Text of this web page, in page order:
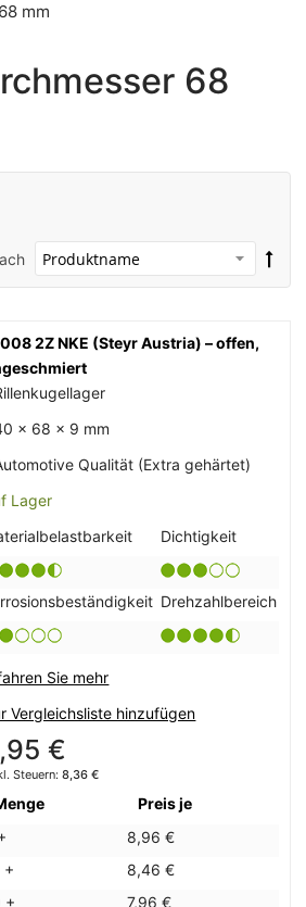
mm
68
2Z NKE (Steyr Austria) – offen,
x 68 x 9 mm
Qualität (Extra gehärtet)
Lager
Dichtigkeit
Drehzahlbereich
Sie mehr
Vergleichsliste hinzufügen
€
8,36 €
Preis je
8,96 €
+
8,46 €
+
7,96 €